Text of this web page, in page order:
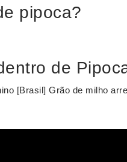
pipoca?
de
[Brasil] Grão de milho